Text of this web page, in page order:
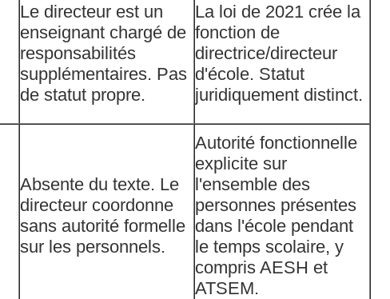
Le directeur est un
enseignant chargé de
responsabilités
supplémentaires. Pas
de statut propre.
La loi de 2021 crée la
fonction de
directrice/directeur
d'école. Statut
juridiquement distinct.
Absente du texte. Le
directeur coordonne
sans autorité formelle
sur les personnels.
Autorité fonctionnelle
explicite sur
l'ensemble des
personnes présentes
dans l'école pendant
le temps scolaire, y
compris AESH et
ATSEM.